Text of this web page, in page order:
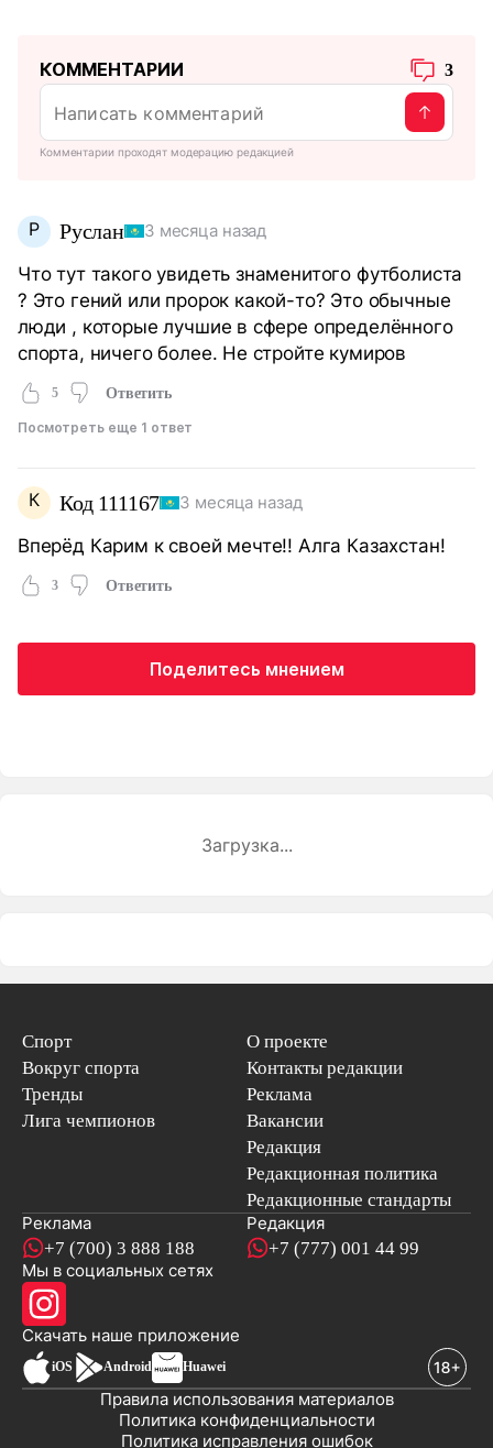
КОММЕНТАРИИ 3
Комментарии проходят модерацию редакцией
Р Руслан 3 месяца назад
Что тут такого увидеть знаменитого футболиста
? Это гений или пророк какой-то? Это обычные
люди , которые лучшие в сфере определённого
спорта, ничего более. Не стройте кумиров
5 Ответить
Посмотреть еще 1 ответ
К Код 111167 3 месяца назад
Вперёд Карим к своей мечте!! Алга Казахстан!
3 Ответить
Поделитесь мнением
Загрузка...
Спорт
Вокруг спорта
Тренды
Лига чемпионов
О проекте
Контакты редакции
Реклама
Вакансии
Редакция
Редакционная политика
Редакционные стандарты
Реклама
+7 (700) 3 888 188
Редакция
+7 (777) 001 44 99
Мы в социальных сетях
Скачать наше приложениеновостей
iOS Android Huawei
Политика исправления ошибок
Политика конфиденциальности
Правила использования материалов